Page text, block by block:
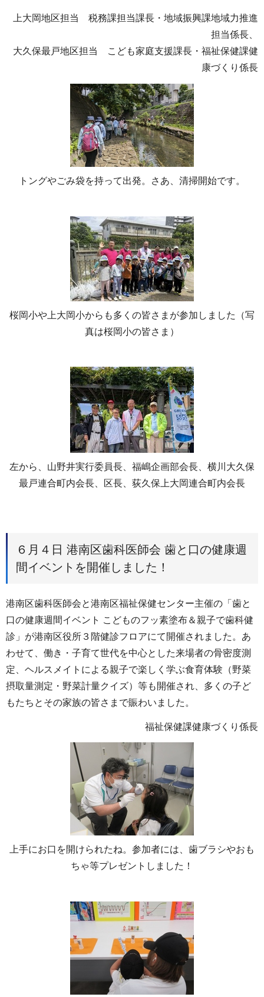
上大岡地区担当 税務課担当課長・地域振興課地域力推進
担当係長、
大久保最戸地区担当 こども家庭支援課長・福祉保健課健
康づくり係長
トングやごみ袋を持って出発。さあ、清掃開始です。
桜岡小や上大岡小からも多くの皆さまが参加しました（写
真は桜岡小の皆さま）
左から、山野井実行委員長、福嶋企画部会長、横川大久保
最戸連合町内会長、区長、荻久保上大岡連合町内会長
６月４日 港南区歯科医師会 歯と口の健康週
間イベントを開催しました！
港南区歯科医師会と港南区福祉保健センター主催の「歯と
口の健康週間イベント こどものフッ素塗布＆親子で歯科健
診」が港南区役所３階健診フロアにて開催されました。あ
わせて、働き・子育て世代を中心とした来場者の骨密度測
定、ヘルスメイトによる親子で楽しく学ぶ食育体験（野菜
摂取量測定・野菜計量クイズ）等も開催され、多くの子ど
もたちとその家族の皆さまで賑わいました。
福祉保健課健康づくり係長
上手にお口を開けられたね。参加者には、歯ブラシやおも
ちゃ等プレゼントしました！